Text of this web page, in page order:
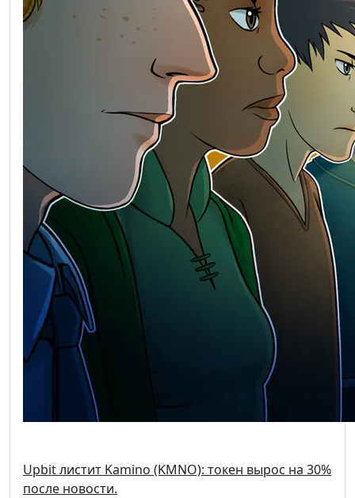
Upbit листит Kamino (KMNO): токен вырос на 30%
после новости.